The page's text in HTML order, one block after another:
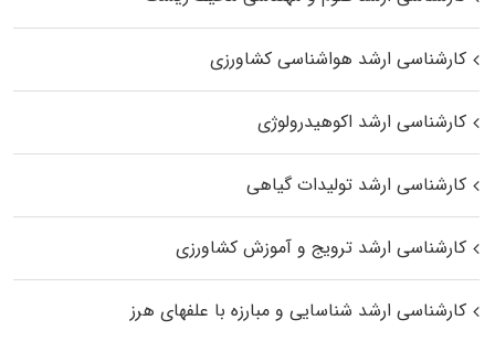
کارشناسی ارشد هواشناسی کشاورزی
کارشناسی ارشد اکوهیدرولوژی
کارشناسی ارشد تولیدات گیاهی
کارشناسی ارشد ترویج و آموزش کشاورزی
کارشناسی ارشد شناسایی و مبارزه با علفهای هرز